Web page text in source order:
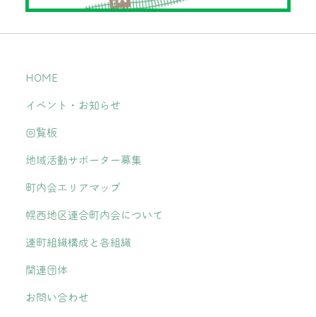
HOME
イベント・お知らせ
回覧板
地域活動サポーター募集
町内会エリアマップ
幌西地区連合町内会について
連町組織構成と各組織
関連団体
お問い合わせ